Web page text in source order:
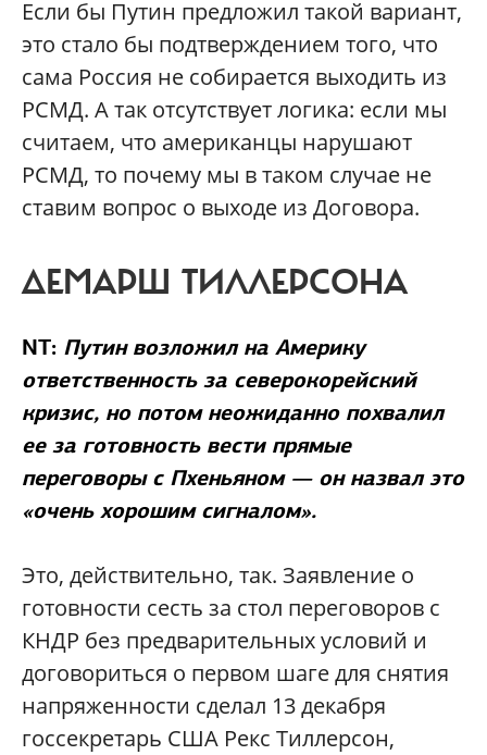
Если бы Путин предложил такой вариант,
это стало бы подтверждением того, что
сама Россия не собирается выходить из
РСМД. А так отсутствует логика: если мы
считаем, что американцы нарушают
РСМД, то почему мы в таком случае не
ставим вопрос о выходе из Договора.
ДЕМАРШ ТИЛЛЕРСОНА
NT: Путин возложил на Америку
ответственность за северокорейский
кризис, но потом неожиданно похвалил
ее за готовность вести прямые
переговоры с Пхеньяном — он назвал это
«очень хорошим сигналом».
Это, действительно, так. Заявление о
готовности сесть за стол переговоров с
КНДР без предварительных условий и
договориться о первом шаге для снятия
напряженности сделал 13 декабря
госсекретарь США Рекс Тиллерсон,